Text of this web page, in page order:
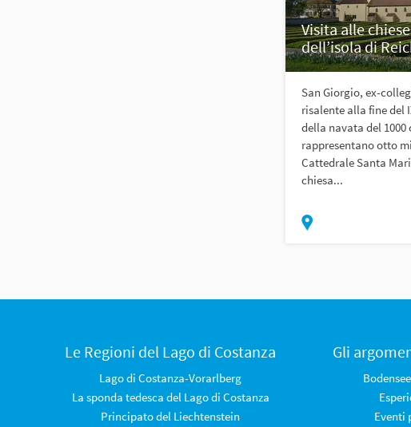
Visita alle
dell’isola di
San Giorgio, ex-
risalente alla fine del
della navata del 1000
rappresentano otto
Cattedrale Santa
chiesa...
Le Regioni del Lago di Costanza
Lago di Costanza-Vorarlberg
La sponda tedesca del Lago di Costanza
Principato del Liechtenstein
Gli
Eventi